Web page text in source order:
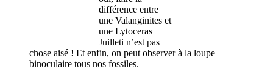
différence entre
une Valanginites et
une Lytoceras
Juilleti n’est pas
chose aisé ! Et enfin, on peut observer à la loupe
binoculaire tous nos fossiles.